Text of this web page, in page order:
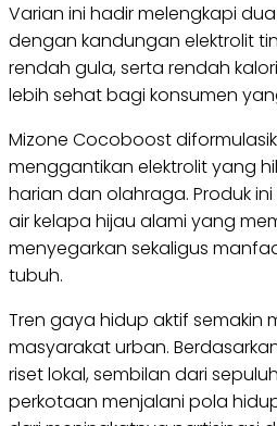
Varian ini hadir melengkapi
dengan kandungan elektrolit
rendah gula, serta rendah
lebih sehat bagi konsumen
Mizone Cocoboost
menggantikan elektrolit yang
harian dan olahraga. Produk
air kelapa hijau alami yang
menyegarkan sekaligus
tubuh.
Tren gaya hidup aktif semakin
masyarakat urban.
riset lokal, sembilan dari
perkotaan menjalani pola